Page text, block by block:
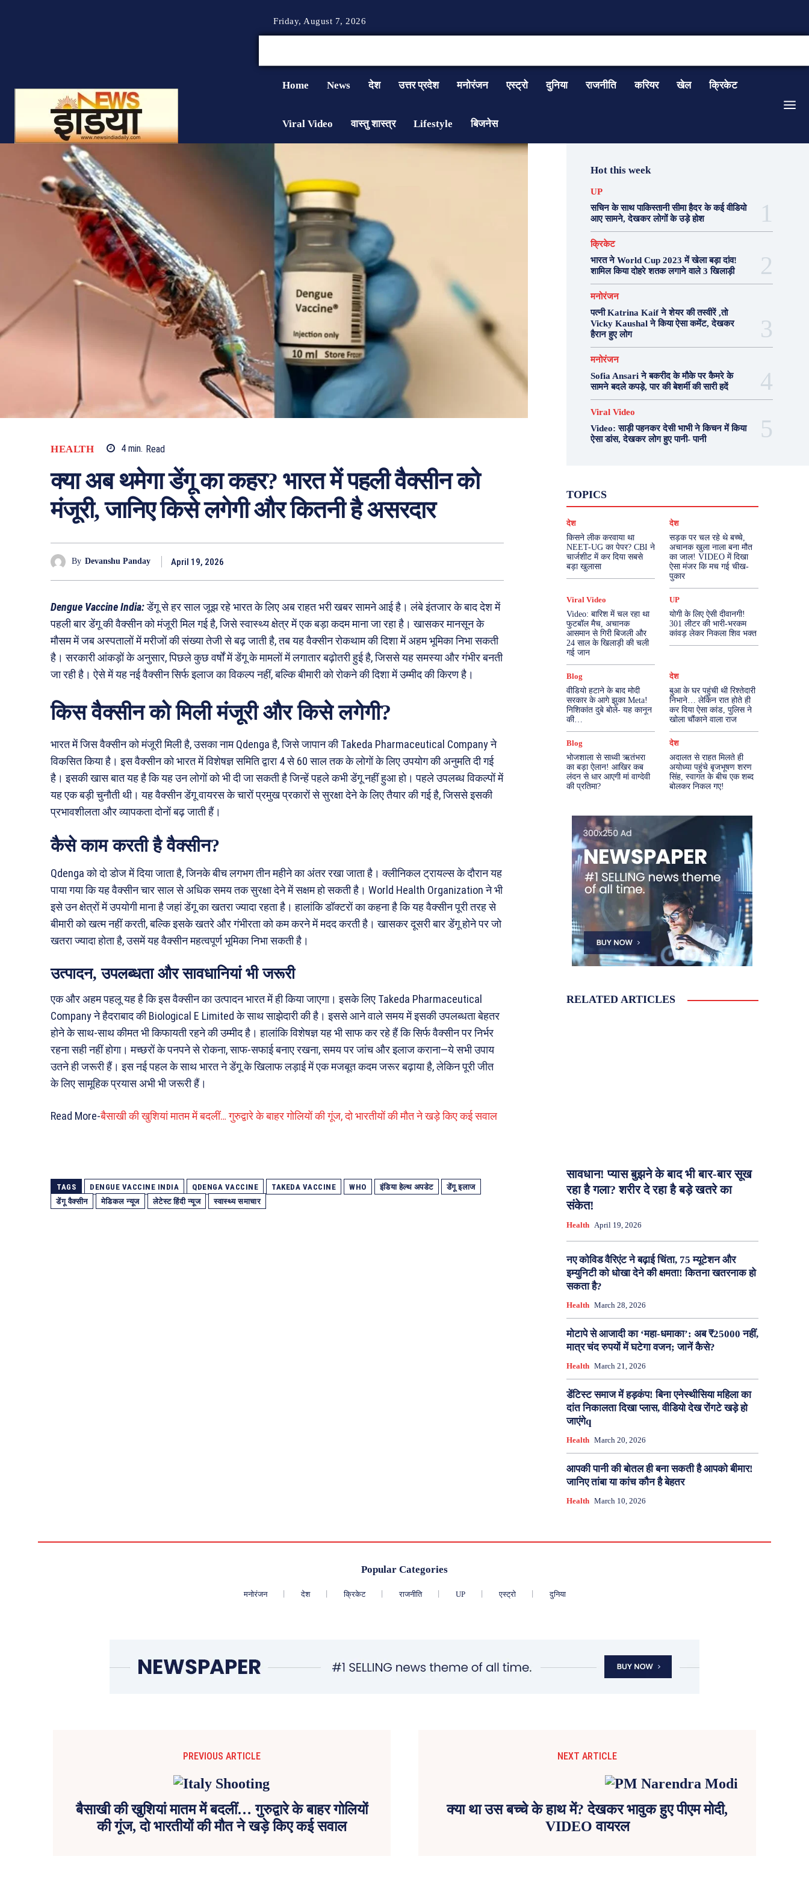
Friday, August 7, 2026
Home News देश उत्तर प्रदेश मनोरंजन एस्ट्रो दुनिया राजनीति करियर खेल क्रिकेट
Viral Video वास्तु शास्त्र Lifestyle बिजनेस
HEALTH 4 min. Read
क्या अब थमेगा डेंगू का कहर? भारत में पहली वैक्सीन को
मंजूरी, जानिए किसे लगेगी और कितनी है असरदार
By Devanshu Panday April 19, 2026
Dengue Vaccine India:डेंगू से हर साल जूझ रहे भारत के लिए अब राहत भरी खबर सामने आई है। लंबे इंतजार के बाद देश में
पहली बार डेंगू की वैक्सीन को मंजूरी मिल गई है, जिसे स्वास्थ्य क्षेत्र में एक बड़ा कदम माना जा रहा है। खासकर मानसून के
मौसम में जब अस्पतालों में मरीजों की संख्या तेजी से बढ़ जाती है, तब यह वैक्सीन रोकथाम की दिशा में अहम भूमिका निभा सकती
है। सरकारी आंकड़ों के अनुसार, पिछले कुछ वर्षों में डेंगू के मामलों में लगातार बढ़ोतरी हुई है, जिससे यह समस्या और गंभीर बनती
जा रही है। ऐसे में यह नई वैक्सीन सिर्फ इलाज का विकल्प नहीं, बल्कि बीमारी को रोकने की दिशा में उम्मीद की किरण है।
किस वैक्सीन को मिली मंजूरी और किसे लगेगी?
भारत में जिस वैक्सीन को मंजूरी मिली है, उसका नाम Qdenga है, जिसे जापान की Takeda Pharmaceutical Company ने
विकसित किया है। इस वैक्सीन को भारत में विशेषज्ञ समिति द्वारा 4 से 60 साल तक के लोगों के लिए उपयोग की अनुमति दी गई
है। इसकी खास बात यह है कि यह उन लोगों को भी दी जा सकती है जिन्हें पहले कभी डेंगू नहीं हुआ हो। पहले उपलब्ध विकल्पों में
यह एक बड़ी चुनौती थी। यह वैक्सीन डेंगू वायरस के चारों प्रमुख प्रकारों से सुरक्षा देने के लिए तैयार की गई है, जिससे इसकी
प्रभावशीलता और व्यापकता दोनों बढ़ जाती हैं।
कैसे काम करती है वैक्सीन?
Qdenga को दो डोज में दिया जाता है, जिनके बीच लगभग तीन महीने का अंतर रखा जाता है। क्लीनिकल ट्रायल्स के दौरान यह
पाया गया कि यह वैक्सीन चार साल से अधिक समय तक सुरक्षा देने में सक्षम हो सकती है। World Health Organization ने भी
इसे उन क्षेत्रों में उपयोगी माना है जहां डेंगू का खतरा ज्यादा रहता है। हालांकि डॉक्टरों का कहना है कि यह वैक्सीन पूरी तरह से
बीमारी को खत्म नहीं करती, बल्कि इसके खतरे और गंभीरता को कम करने में मदद करती है। खासकर दूसरी बार डेंगू होने पर जो
खतरा ज्यादा होता है, उसमें यह वैक्सीन महत्वपूर्ण भूमिका निभा सकती है।
उत्पादन, उपलब्धता और सावधानियां भी जरूरी
एक और अहम पहलू यह है कि इस वैक्सीन का उत्पादन भारत में ही किया जाएगा। इसके लिए Takeda Pharmaceutical
Company ने हैदराबाद की Biological E Limited के साथ साझेदारी की है। इससे आने वाले समय में इसकी उपलब्धता बेहतर
होने के साथ-साथ कीमत भी किफायती रहने की उम्मीद है। हालांकि विशेषज्ञ यह भी साफ कर रहे हैं कि सिर्फ वैक्सीन पर निर्भर
रहना सही नहीं होगा। मच्छरों के पनपने से रोकना, साफ-सफाई बनाए रखना, समय पर जांच और इलाज कराना—ये सभी उपाय
उतने ही जरूरी हैं। इस नई पहल के साथ भारत ने डेंगू के खिलाफ लड़ाई में एक मजबूत कदम जरूर बढ़ाया है, लेकिन पूरी जीत
के लिए सामूहिक प्रयास अभी भी जरूरी हैं।
Read More-बैसाखी की खुशियां मातम में बदलीं… गुरुद्वारे के बाहर गोलियों की गूंज, दो भारतीयों की मौत ने खड़े किए कई सवाल
TAGS DENGUE VACCINE INDIA QDENGA VACCINE TAKEDA VACCINE WHO इंडिया हेल्थ अपडेट
डेंगू इलाज
डेंगू वैक्सीन
मेडिकल न्यूज लेटेस्ट हिंदी न्यूज स्वास्थ्य समाचार
Hot this week
UP
सचिन के साथ पाकिस्तानी सीमा हैदर के कई वीडियो
आए सामने, देखकर लोगों के उड़े होश
क्रिकेट
भारत ने World Cup 2023 में खेला बड़ा दांव!
शामिल किया दोहरे शतक लगाने वाले 3 खिलाड़ी
मनोरंजन
पत्नी Katrina Kaif ने शेयर की तस्वीरें ,तो
Vicky Kaushal ने किया ऐसा कमेंट, देखकर
हैरान हुए लोग
मनोरंजन
Sofia Ansari ने बकरीद के मौके पर कैमरे के
सामने बदले कपड़े, पार की बेशर्मी की सारी हदें
Viral Video
Video: साड़ी पहनकर देसी भाभी ने किचन में किया
ऐसा डांस, देखकर लोग हुए पानी- पानी
TOPICS
दुनिया
राजनीति वास्तु शास्त्र
More
देश
किसने लीक करवाया था
NEET-UG का पेपर? CBI ने
चार्जशीट में कर दिया सबसे
बड़ा खुलासा
देश
सड़क पर चल रहे थे बच्चे,
अचानक खुला नाला बना मौत
का जाल! VIDEO में दिखा
ऐसा मंजर कि मच गई चीख-
पुकार
Viral Video
Video: बारिश में चल रहा था
फुटबॉल मैच, अचानक
आसमान से गिरी बिजली और
24 साल के खिलाड़ी की चली
गई जान
UP
योगी के लिए ऐसी दीवानगी!
301 लीटर की भारी-भरकम
कांवड़ लेकर निकला शिव भक्त
Blog
वीडियो हटाने के बाद मोदी
सरकार के आगे झुका Meta!
निशिकांत दुबे बोले- यह कानून
की…
देश
बुआ के घर पहुंची थी रिश्तेदारी
निभाने… लेकिन रात होते ही
कर दिया ऐसा कांड, पुलिस ने
खोला चौंकाने वाला राज
Blog
भोजशाला से साध्वी ऋतंभरा
का बड़ा ऐलान! आखिर कब
लंदन से धार आएगी मां वाग्देवी
की प्रतिमा?
देश
अदालत से राहत मिलते ही
अयोध्या पहुंचे बृजभूषण शरण
सिंह, स्वागत के बीच एक शब्द
बोलकर निकल गए!
RELATED ARTICLES
सावधान! प्यास बुझने के बाद भी बार-बार सूख
रहा है गला? शरीर दे रहा है बड़े खतरे का
संकेत!
Health April 19, 2026
नए कोविड वैरिएंट ने बढ़ाई चिंता, 75 म्यूटेशन और
इम्युनिटी को धोखा देने की क्षमता! कितना खतरनाक हो
सकता है?
Health March 28, 2026
मोटापे से आजादी का ‘महा-धमाका’: अब ₹25000 नहीं,
मात्र चंद रुपयों में घटेगा वजन; जानें कैसे?
Health March 21, 2026
डेंटिस्ट समाज में हड़कंप! बिना एनेस्थीसिया महिला का
दांत निकालता दिखा प्लास, वीडियो देख रोंगटे खड़े हो
जाएंगेq
Health March 20, 2026
आपकी पानी की बोतल ही बना सकती है आपको बीमार!
जानिए तांबा या कांच कौन है बेहतर
Health March 10, 2026
Popular Categories
मनोरंजन देश क्रिकेट राजनीति UP एस्ट्रो दुनिया
PREVIOUS ARTICLE
बैसाखी की खुशियां मातम में बदलीं… गुरुद्वारे के बाहर गोलियों
की गूंज, दो भारतीयों की मौत ने खड़े किए कई सवाल
NEXT ARTICLE
क्या था उस बच्चे के हाथ में? देखकर भावुक हुए पीएम मोदी,
VIDEO वायरल